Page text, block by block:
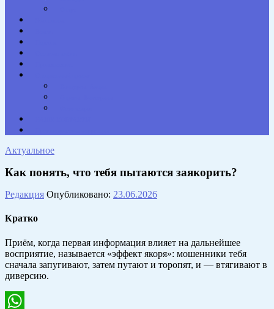
Актуальное
Как понять, что тебя пытаются заякорить?
Редакция Опубликовано: 23.06.2026
Кратко
Приём, когда первая информация влияет на дальнейшее
восприятие, называется «эффект якоря»: мошенники тебя
сначала запугивают, затем путают и торопят, и — втягивают в
диверсию.